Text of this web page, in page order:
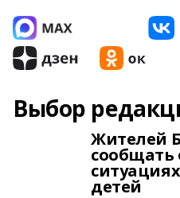
Выбор
Жителей
сообщать
детей